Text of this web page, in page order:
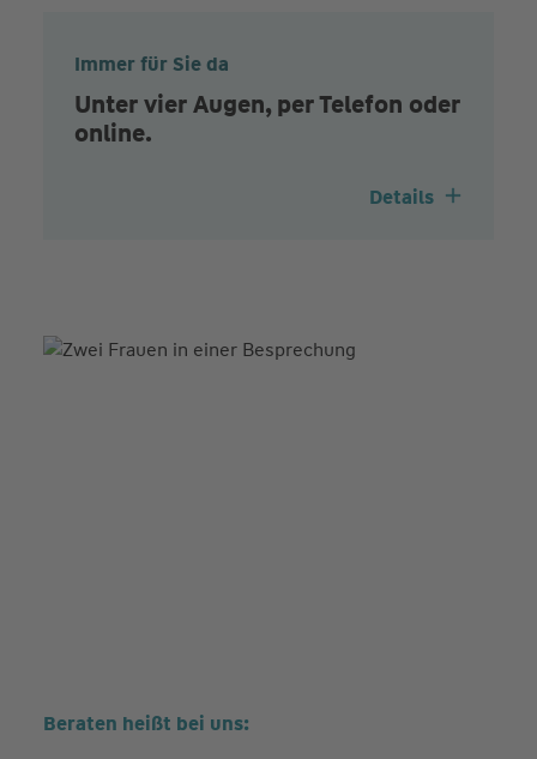
Immer für Sie da
Unter vier Augen, per Telefon oder
online.
Details
Beraten heißt bei uns: